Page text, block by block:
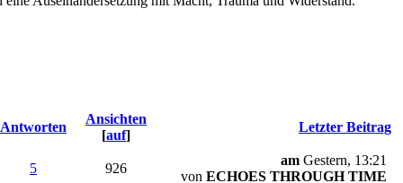
Antworten
Ansichten
[auf]
Letzter Beitrag
5 926
am Gestern, 13:21
von ECHOES THROUGH TIME